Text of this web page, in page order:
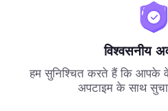
विश्वसनीय
हम सुनिश्चित करते हैं कि आपके
अपटाइम के साथ